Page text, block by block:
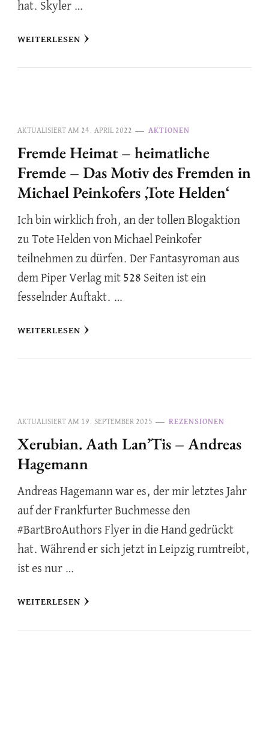
hat. Skyler …
WEITERLESEN
AKTUALISIERT AM 24. APRIL 2022 AKTIONEN
Fremde Heimat – heimatliche
Fremde – Das Motiv des Fremden in
Michael Peinkofers ‚Tote Helden‘
Ich bin wirklich froh, an der tollen Blogaktion
zu Tote Helden von Michael Peinkofer
teilnehmen zu dürfen. Der Fantasyroman aus
dem Piper Verlag mit 528 Seiten ist ein
fesselnder Auftakt. …
WEITERLESEN
AKTUALISIERT AM 19. SEPTEMBER 2025 REZENSIONEN
Xerubian. Aath Lan’Tis – Andreas
Hagemann
Andreas Hagemann war es, der mir letztes Jahr
auf der Frankfurter Buchmesse den
#BartBroAuthors Flyer in die Hand gedrückt
hat. Während er sich jetzt in Leipzig rumtreibt,
ist es nur …
WEITERLESEN